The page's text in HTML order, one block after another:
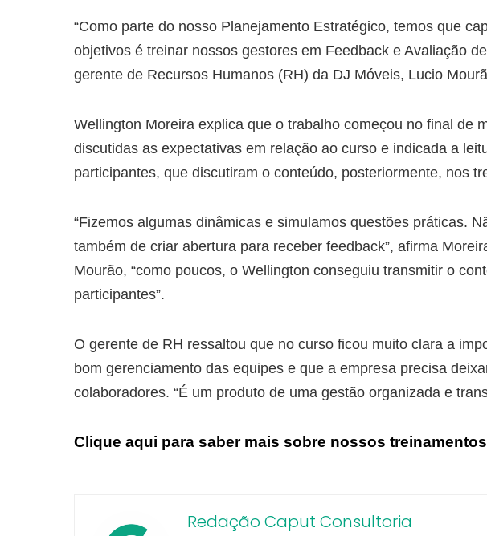
“Como parte do nosso Planejamento Estratégico, temos que
objetivos é treinar nossos gestores em Feedback e Avaliação
gerente de Recursos Humanos (RH) da DJ Móveis, Lucio
Wellington Moreira explica que o trabalho começou no final de
discutidas as expectativas em relação ao curso e indicada a
participantes, que discutiram o conteúdo, posteriormente, nos
“Fizemos algumas dinâmicas e simulamos questões práticas.
também de criar abertura para receber feedback”, afirma
Mourão, “como poucos, o Wellington conseguiu transmitir o
participantes”.
O gerente de RH ressaltou que no curso ficou muito clara a
bom gerenciamento das equipes e que a empresa precisa
colaboradores. “É um produto de uma gestão organizada e
Clique aqui para saber mais sobre nossos
Redação Caput Consultoria